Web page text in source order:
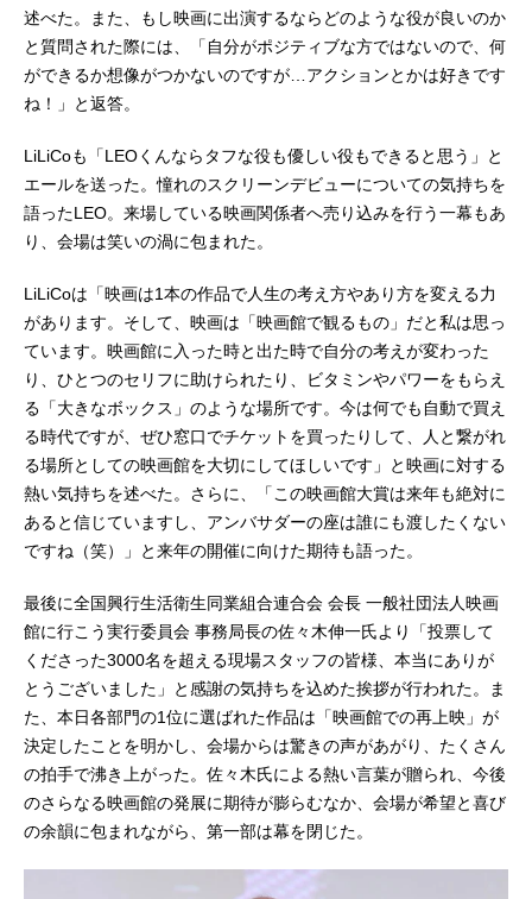
述べた。また、もし映画に出演するならどのような役が良いのか
と質問された際には、「自分がポジティブな方ではないので、何
ができるか想像がつかないのですが…アクションとかは好きです
ね！」と返答。
LiLiCoも「LEOくんならタフな役も優しい役もできると思う」と
エールを送った。憧れのスクリーンデビューについての気持ちを
語ったLEO。来場している映画関係者へ売り込みを行う一幕もあ
り、会場は笑いの渦に包まれた。
LiLiCoは「映画は1本の作品で人生の考え方やあり方を変える力
があります。そして、映画は「映画館で観るもの」だと私は思っ
ています。映画館に入った時と出た時で自分の考えが変わった
り、ひとつのセリフに助けられたり、ビタミンやパワーをもらえ
る「大きなボックス」のような場所です。今は何でも自動で買え
る時代ですが、ぜひ窓口でチケットを買ったりして、人と繋がれ
る場所としての映画館を大切にしてほしいです」と映画に対する
熱い気持ちを述べた。さらに、「この映画館大賞は来年も絶対に
あると信じていますし、アンバサダーの座は誰にも渡したくない
ですね（笑）」と来年の開催に向けた期待も語った。
最後に全国興行生活衛生同業組合連合会 会長 一般社団法人映画
館に行こう実行委員会 事務局長の佐々木伸一氏より「投票して
くださった3000名を超える現場スタッフの皆様、本当にありが
とうございました」と感謝の気持ちを込めた挨拶が行われた。ま
た、本日各部門の1位に選ばれた作品は「映画館での再上映」が
決定したことを明かし、会場からは驚きの声があがり、たくさん
の拍手で沸き上がった。佐々木氏による熱い言葉が贈られ、今後
のさらなる映画館の発展に期待が膨らむなか、会場が希望と喜び
の余韻に包まれながら、第一部は幕を閉じた。